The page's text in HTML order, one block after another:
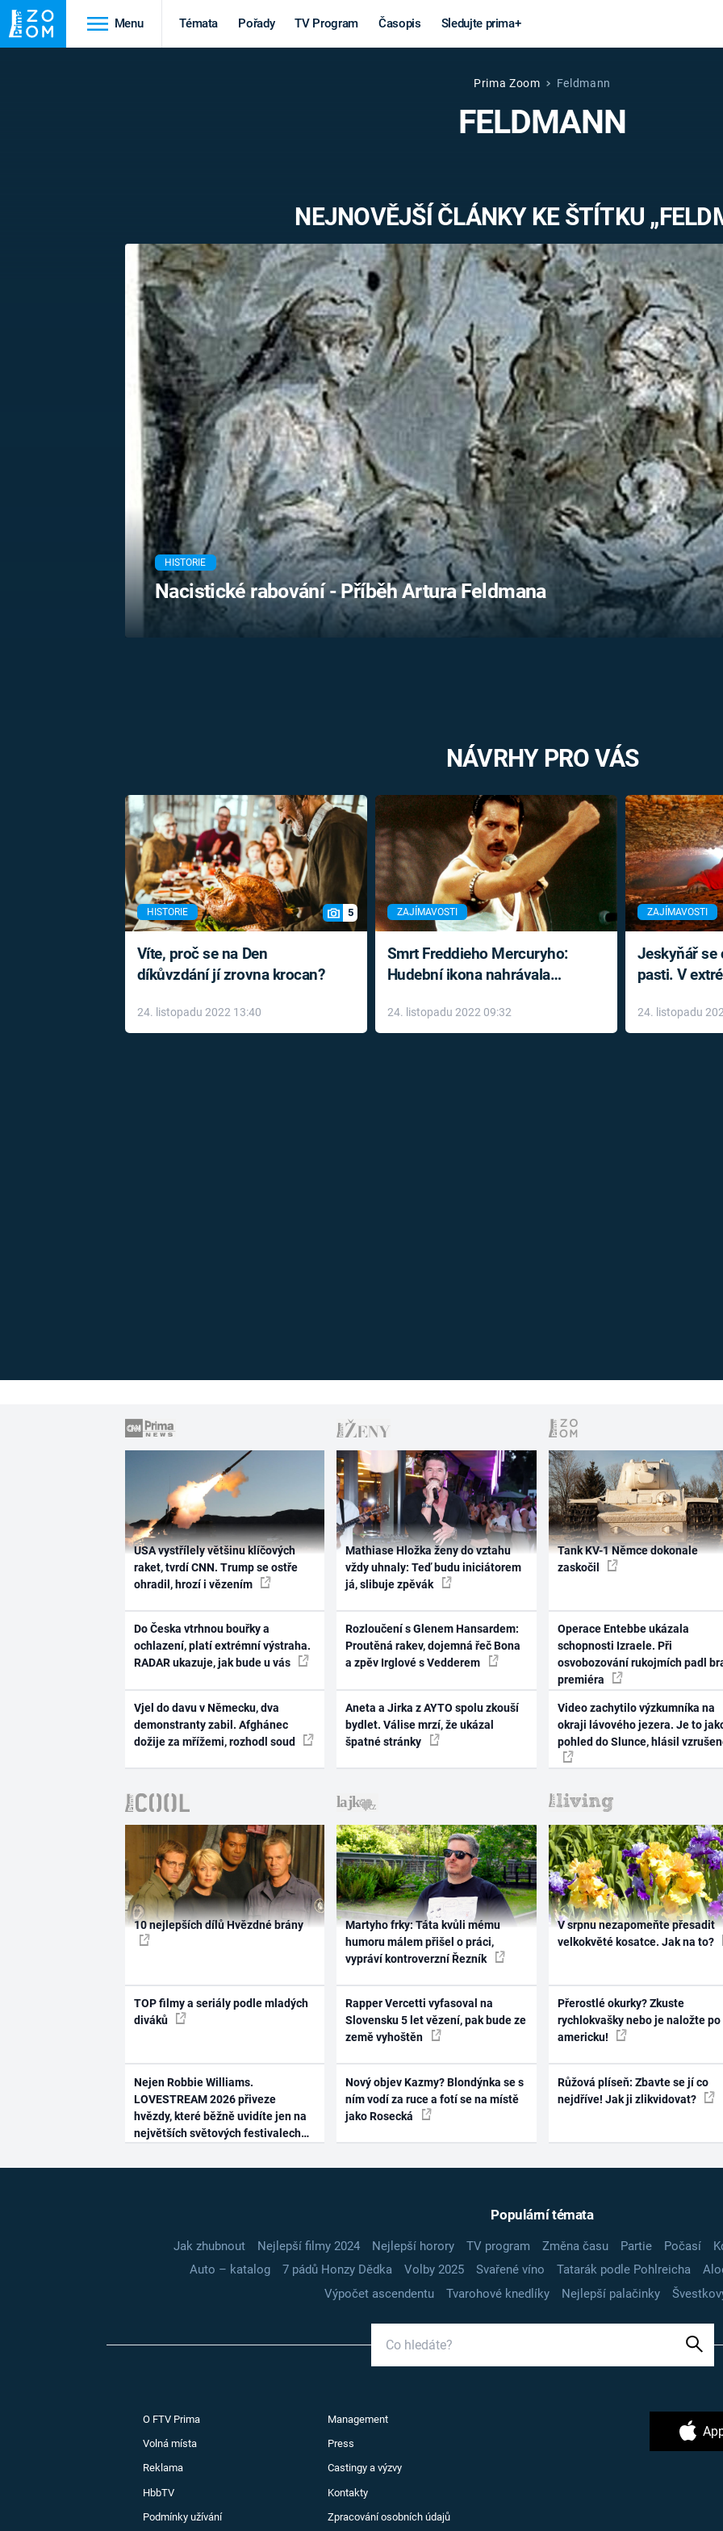
Menu Témata Pořady TV Program Časopis Sledujte prima+
STAROVĚKÝ EGYPT
Věda a
technika
MARS
VÁLEČNÉ
světová válka
Výročí
MARIE TEREZIE
NAPOLEON
BONAPARTE
BRITSKÁ
KRÁLOVSKÁ
RODINA
Záhady a
konspirace
UFO A
MIMOZEMŠŤANÉ
UTAJENÉ PŘÍBĚHY
ČESKÝCH DĚJIN
ALTERNATIVNÍ
HISTORIE
FILMY
REALITA
HORORY
REALITA
OPTICKÉ
KLAMY
Prima Zoom Feldmann
FELDMANN
NEJNOVĚJŠÍ ČLÁNKY KE ŠTÍTKU
HISTORIE
Nacistické rabování - Příběh Artura Feldmana
NÁVRHY PRO VÁS
HISTORIE 5
Víte, proč se na Den
díkůvzdání jí zrovna krocan?
24. listopadu 2022 13:40
ZAJÍMAVOSTI
Smrt Freddieho Mercuryho:
Hudební ikona nahrávala
léky
24. listopadu 2022 09:32
ZAJÍMAVOSTI
Jeskyňář se
pasti. V
24. listopadu
USA vystřílely většinu klíčových
raket, tvrdí CNN. Trump se ostře
ohradil, hrozí i vězením
Do Česka vtrhnou bouřky a
ochlazení, platí extrémní výstraha.
RADAR ukazuje, jak bude u vás
Vjel do davu v Německu, dva
demonstranty zabil. Afghánec
dožije za mřížemi, rozhodl soud
Mathiase Hložka ženy do vztahu
vždy uhnaly: Teď budu iniciátorem
já, slibuje zpěvák
Rozloučení s Glenem Hansardem:
Proutěná rakev, dojemná řeč Bona
a zpěv Irglové s Vedderem
Aneta a Jirka z AYTO spolu zkouší
bydlet. Válise mrzí, že ukázal
špatné stránky
Tank KV-1 Němce dokonale
zaskočil
Operace Entebbe ukázala
schopnosti Izraele. Při
osvobozování rukojmích padl
premiéra
Video zachytilo výzkumníka na
okraji lávového jezera. Je to
pohled do Slunce, hlásil
10 nejlepších dílů Hvězdné brány
TOP filmy a seriály podle mladých
diváků
Nejen Robbie Williams.
LOVESTREAM 2026 přiveze
hvězdy, které běžně uvidíte jen na
největších světových festivalech
Martyho frky: Táta kvůli mému
humoru málem přišel o práci,
vypráví kontroverzní Řezník
Rapper Vercetti vyfasoval na
Slovensku 5 let vězení, pak bude ze
země vyhoštěn
Nový objev Kazmy? Blondýnka se s
ním vodí za ruce a fotí se na místě
jako Rosecká
V srpnu nezapomeňte přesadit
velkokvěté kosatce. Jak na to?
Přerostlé okurky? Zkuste
rychlokvašky nebo je naložte po
americku!
Růžová plíseň: Zbavte se jí co
nejdříve! Jak ji zlikvidovat?
Populární témata
Jak zhubnout Nejlepší filmy 2024 Nejlepší horory TV program Změna času Partie Počasí
Auto – katalog
7 pádů Honzy Dědka Volby 2025 Svařené víno Tatarák podle Pohlreicha
Výpočet ascendentu
Tvarohové knedlíky Nejlepší palačinky
O FTV Prima Management
Volná místa Press
Reklama Castingy a výzvy
HbbTV Kontakty
Podmínky užívání Zpracování osobních údajů